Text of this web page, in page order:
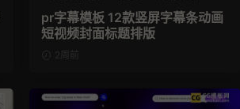
pr字幕模板 12款竖屏字幕条动画
短视频封面标题排版
2周前